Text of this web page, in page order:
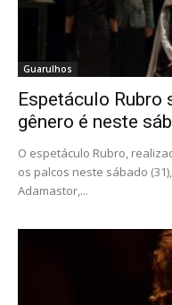
Guarulhos
Espetáculo Rubro
gênero é neste
O espetáculo Rubro,
os palcos neste sábado
Adamastor,...